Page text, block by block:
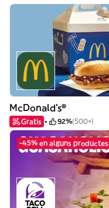
McDonald's®
Gratis 92%(500+)
-45% en alguns productes